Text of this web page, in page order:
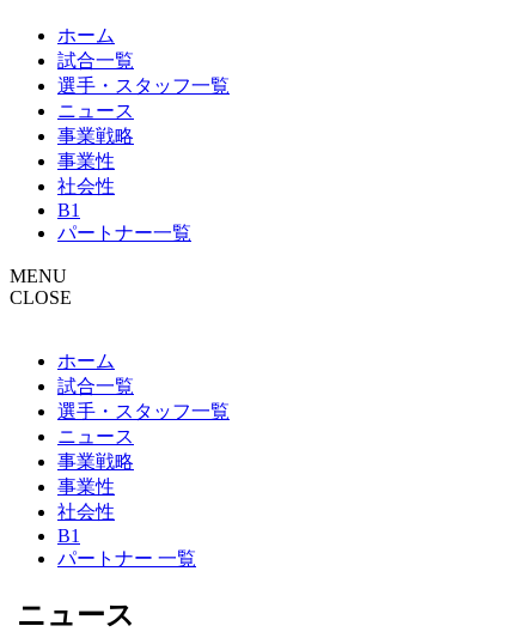
ホーム
試合一覧
選手・スタッフ一覧
ニュース
事業戦略
事業性
社会性
B1
パートナー一覧
MENU
CLOSE
ホーム
試合一覧
選手・スタッフ一覧
ニュース
事業戦略
事業性
社会性
B1
パートナー 一覧
ニュース